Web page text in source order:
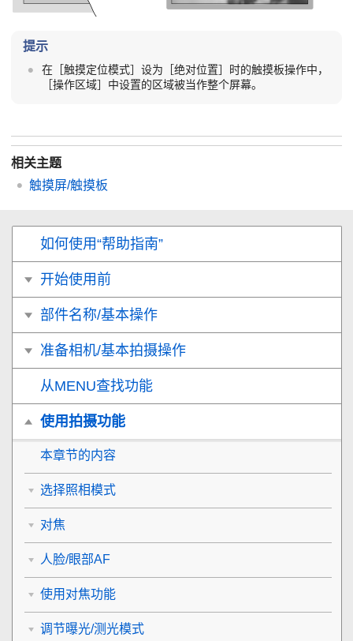
提示
在［触摸定位模式］ 设为 ［绝对位置］
时的触摸板操作中，
［操作区域］ 中设置的区域被当作整个屏幕。
相关主题
触摸屏/触摸板
如何使用“帮助指南”
开始使用前
部件名称/基本操作
准备相机/基本拍摄操作
从MENU查找功能
使用拍摄功能
本章节的内容
选择照相模式
对焦
人脸/眼部AF
使用对焦功能
调节曝光/测光模式